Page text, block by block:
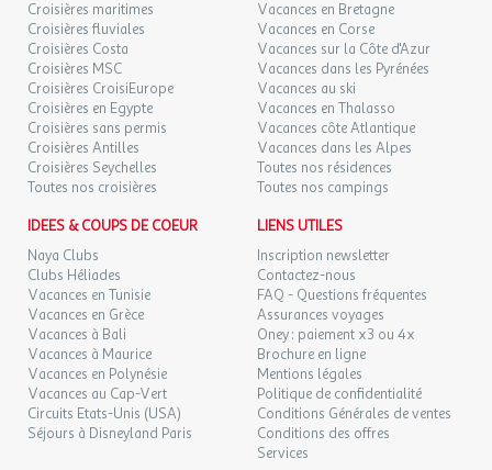
Croisières maritimes
Croisières fluviales
Croisières Costa
Croisières MSC
Croisières CroisiEurope
Croisières en Egypte
Croisières sans permis
Croisières Antilles
Croisières Seychelles
Toutes nos croisières
Vacances en Bretagne
Vacances en Corse
Vacances sur la Côte d'Azur
Vacances dans les Pyrénées
Vacances au ski
Vacances en Thalasso
Vacances côte Atlantique
Vacances dans les Alpes
Toutes nos résidences
Toutes nos campings
IDEES & COUPS DE COEUR
Naya Clubs
Clubs Héliades
Vacances en Tunisie
Vacances en Grèce
Vacances à Bali
Vacances à Maurice
Vacances en Polynésie
Vacances au Cap-Vert
Circuits Etats-Unis (USA)
Séjours à Disneyland Paris
LIENS UTILES
Inscription newsletter
Contactez-nous
FAQ - Questions fréquentes
Assurances voyages
Oney : paiement x3 ou 4x
Brochure en ligne
Mentions légales
Politique de confidentialité
Conditions Générales de ventes
Conditions des offres
Services